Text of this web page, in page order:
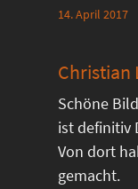
14. April 2017
Christian
Schöne
ist definitiv
Von dort
gemacht.